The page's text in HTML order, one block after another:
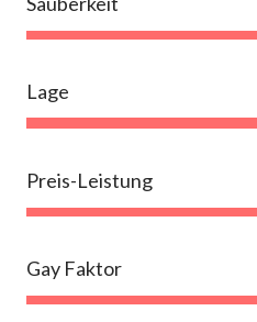
Lage
Preis-Leistung
Gay Faktor